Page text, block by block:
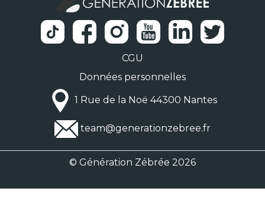
CGU
Données personnelles
1 Rue de la Noë 44300 Nantes
team@generationzebree.fr
© Génération Zébrée 2026